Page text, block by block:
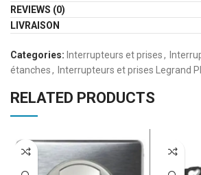
REVIEWS (0)
LIVRAISON
Categories: Interrupteurs et prises,
étanches, Interrupteurs et prises Legrand
RELATED PRODUCTS